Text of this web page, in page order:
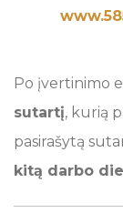
Po įvertinimo
sutartį, kurią
pasirašytą
kitą darbo